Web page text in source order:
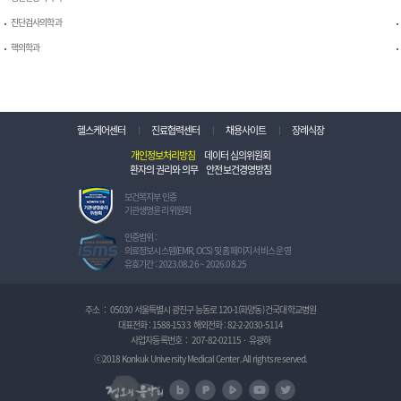
진단검사의학과
핵의학과
헬스케어센터 진료협력센터 채용사이트
장례식장
개인정보처리방침
데이터 심의위원회
환자의 권리와 의무
안전보건경영방침
보
건
복
지
부
인
관
생
리
보건복지부 인증
기관생명윤리 위원회
정
보
보
리
체
증
인증범위 :
의료정보시스템(EMR, OCS) 및 홈페이지 서비스 운영
유효기간 : 2023.08.26 ~ 2026.08.25
주소 : 05030 서울특별시 광진구 능동로 120-1(화양동) 건국대학교병원
대표전화 : 1588-1533해외전화 :82-2-2030-5114
사업자등록번호 : 207-82-02115 · 유광하
ⓒ2018 Konkuk University Medical Center. All rights reserved.
정오의 음악회naver blognaver postnaver TVU tube